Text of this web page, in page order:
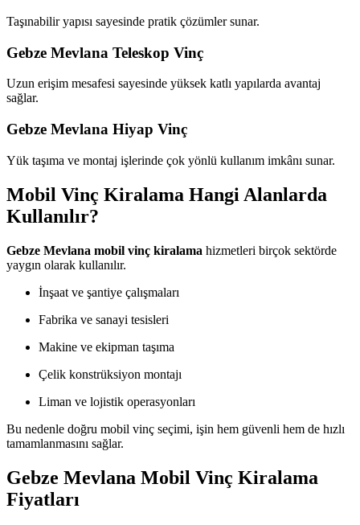
Taşınabilir yapısı sayesinde pratik çözümler sunar.
Gebze Mevlana Teleskop Vinç
Uzun erişim mesafesi sayesinde yüksek katlı yapılarda avantaj
sağlar.
Gebze Mevlana Hiyap Vinç
Yük taşıma ve montaj işlerinde çok yönlü kullanım imkânı sunar.
Mobil Vinç Kiralama Hangi Alanlarda
Kullanılır?
Gebze Mevlana mobil vinç kiralama hizmetleri birçok sektörde
yaygın olarak kullanılır.
İnşaat ve şantiye çalışmaları
Fabrika ve sanayi tesisleri
Makine ve ekipman taşıma
Çelik konstrüksiyon montajı
Liman ve lojistik operasyonları
Bu nedenle doğru mobil vinç seçimi, işin hem güvenli hem de hızlı
tamamlanmasını sağlar.
Gebze Mevlana Mobil Vinç Kiralama
Fiyatları